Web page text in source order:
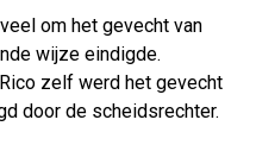
om het gevecht van
wijze eindigde.
zelf werd het gevecht
door de scheidsrechter.